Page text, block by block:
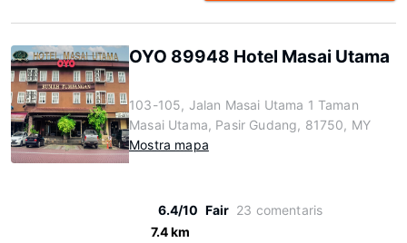
OYO 89948 Hotel Masai Utama
103-105, Jalan Masai Utama 1 Taman
Masai Utama, Pasir Gudang, 81750, MY
Mostra mapa
6.4/10 Fair 23 comentaris
7.4 km